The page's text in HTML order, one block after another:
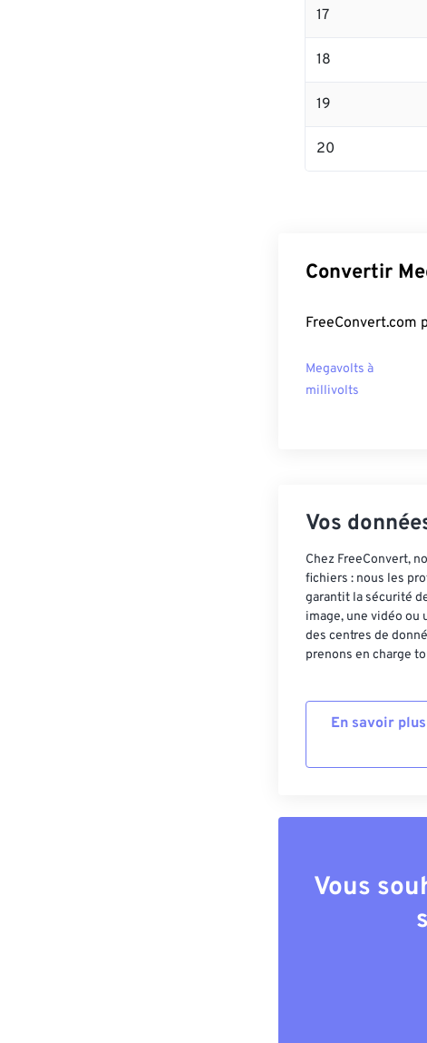
17
18
19
20
Convertir
FreeConvert.com
Megavolts à
millivolts
Vos
Chez FreeConvert,
fichiers : nous les
garantit la sécurité
image, une vidéo ou
des centres de
prenons en charge
En savoir
Vous